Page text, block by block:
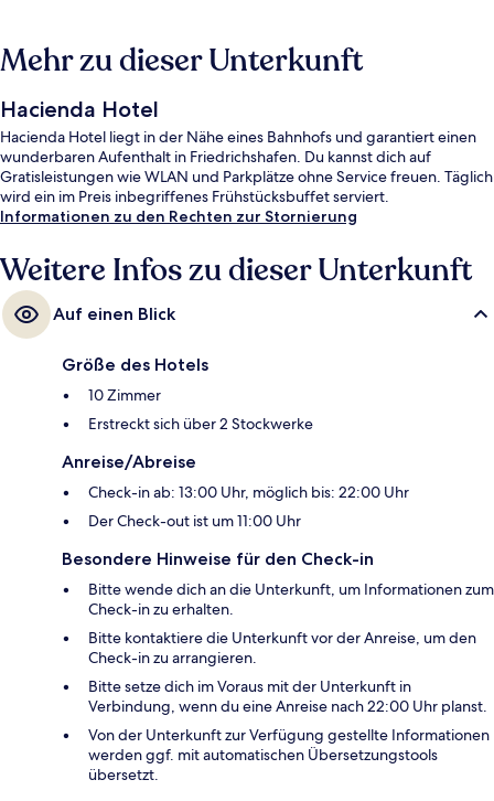
Mehr zu dieser Unterkunft
Hacienda Hotel
Hacienda Hotel liegt in der Nähe eines Bahnhofs und garantiert einen
wunderbaren Aufenthalt in Friedrichshafen. Du kannst dich auf
Gratisleistungen wie WLAN und Parkplätze ohne Service freuen. Täglich
wird ein im Preis inbegriffenes Frühstücksbuffet serviert.
Informationen zu den Rechten zur Stornierung
Weitere Infos zu dieser Unterkunft
Auf einen Blick
Größe des Hotels
10 Zimmer
Erstreckt sich über 2 Stockwerke
Anreise/Abreise
Check-in ab: 13:00 Uhr, möglich bis: 22:00 Uhr
Der Check-out ist um 11:00 Uhr
Besondere Hinweise für den Check-in
Bitte wende dich an die Unterkunft, um Informationen zum
Check-in zu erhalten.
Bitte kontaktiere die Unterkunft vor der Anreise, um den
Check-in zu arrangieren.
Bitte setze dich im Voraus mit der Unterkunft in
Verbindung, wenn du eine Anreise nach 22:00 Uhr planst.
Von der Unterkunft zur Verfügung gestellte Informationen
werden ggf. mit automatischen Übersetzungstools
übersetzt.